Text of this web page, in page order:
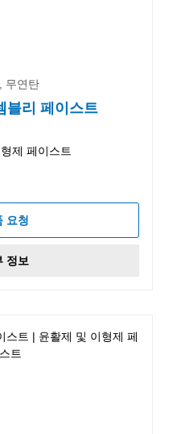
무연탄
블리 페이스트
제 페이스트
요청
정보